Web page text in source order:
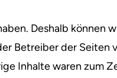
Deshalb können
Betreiber der Seiten
Inhalte waren zum